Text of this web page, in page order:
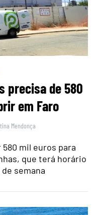
precisa de 580
em Faro
Mendonça
mil euros para
que terá horário
semana